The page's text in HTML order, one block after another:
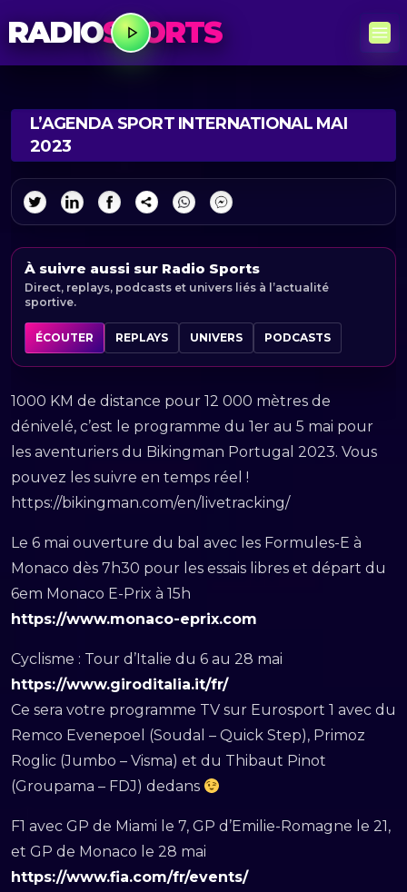
RADIOSPORTS
L’AGENDA SPORT INTERNATIONAL MAI
2023
À suivre aussi sur Radio Sports
Direct, replays, podcasts et univers liés à l’actualité
sportive.
ÉCOUTER REPLAYS UNIVERS PODCASTS
1000 KM de distance pour 12 000 mètres de
dénivelé, c’est le programme du 1er au 5 mai pour
les aventuriers du Bikingman Portugal 2023. Vous
pouvez les suivre en temps réel !
https://bikingman.com/en/livetracking/
Le 6 mai ouverture du bal avec les Formules-E à
Monaco dès 7h30 pour les essais libres et départ du
6em Monaco E-Prix à 15h
https://www.monaco-eprix.com
Cyclisme : Tour d’Italie du 6 au 28 mai
https://www.giroditalia.it/fr/
Ce sera votre programme TV sur Eurosport 1 avec du
Remco Evenepoel (Soudal – Quick Step), Primoz
Roglic (Jumbo – Visma) et du Thibaut Pinot
(Groupama – FDJ) dedans
F1 avec GP de Miami le 7, GP d’Emilie-Romagne le 21,
et GP de Monaco le 28 mai
https://www.fia.com/fr/events/